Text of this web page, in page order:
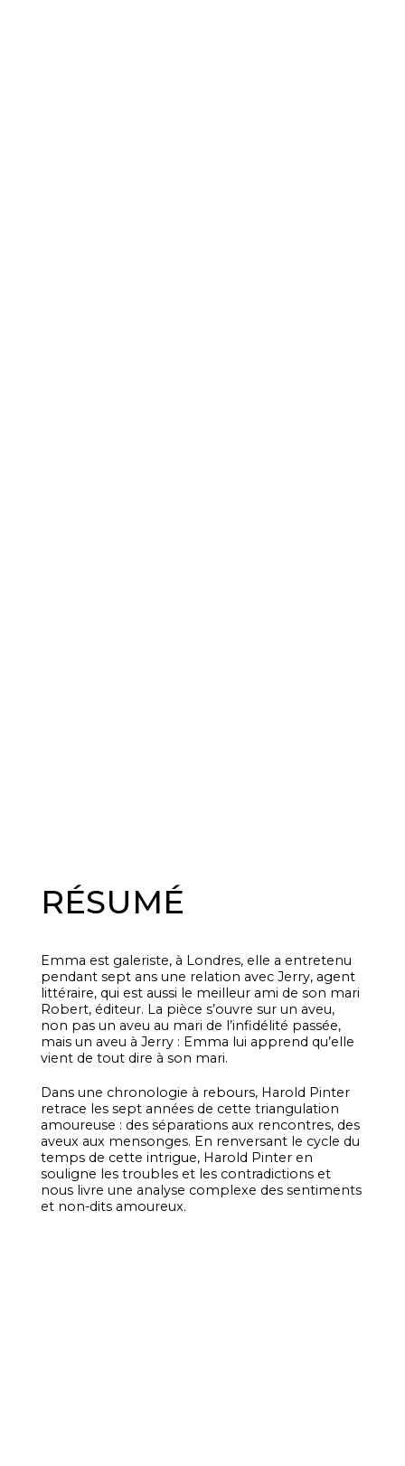
RÉSUMÉ
Emma est galeriste, à Londres, elle a entretenu
pendant sept ans une relation avec Jerry, agent
littéraire, qui est aussi le meilleur ami de son mari
Robert, éditeur. La pièce s’ouvre sur un aveu,
non pas un aveu au mari de l’infidélité passée,
mais un aveu à Jerry : Emma lui apprend qu’elle
vient de tout dire à son mari.
Dans une chronologie à rebours, Harold Pinter
retrace les sept années de cette triangulation
amoureuse : des séparations aux rencontres, des
aveux aux mensonges. En renversant le cycle du
temps de cette intrigue, Harold Pinter en
souligne les troubles et les contradictions et
nous livre une analyse complexe des sentiments
et non-dits amoureux.